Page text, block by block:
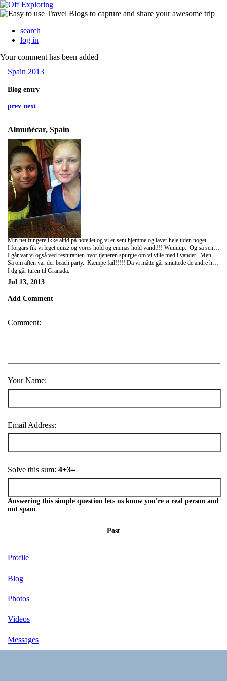
search
log in
Your comment has been added
Spain 2013
Blog entry
prev next
Almuñécar, Spain
Min net fungere ikke altid på hotellet og vi er sent hjemme og laver hele tiden noget.
I forgårs fik vi leget quizz og vores hold og emmas hold vandt!!! Wuuuup.. Og så senere var vi nede på resturanten.. Noget nyt? ;-)
I går var vi også ved resturanten hvor tjeneren spurgte om vi ville med i vandet.. Men egne tjener f***ede det ret så meget op og prøvede at rede den igen... Efter vi var taget hjem tog jeg en løbetur - godt nok varmt og mange mennesker, men dejligt.
Så om aften var der beach party.. Kæmpe fail!!!!! Da vi måtte går smuttede de andre hjem og Emma pg jeg blev og gik på resturanten.. Vi kan ikke holde os fra dem ;-) men sådan er det! Men tilgivet for det nummer de lavet.. Det tror jeg ikke!
I dg går turen til Granada.
Jul 13, 2013
Add Comment
Comment:
Your Name:
Email Address:
Solve this sum: 4+3=
Answering this simple question lets us know you're a real person and
not spam
Post
Profile
Blog
Photos
Videos
Messages